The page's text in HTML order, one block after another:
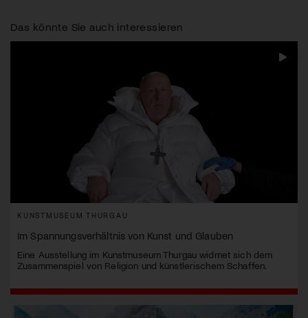
Das könnte Sie auch interessieren
KUNSTMUSEUM THURGAU
Im Spannungsverhältnis von Kunst und Glauben
Eine Ausstellung im Kunstmuseum Thurgau widmet sich dem
Zusammenspiel von Religion und künstlerischem Schaffen.